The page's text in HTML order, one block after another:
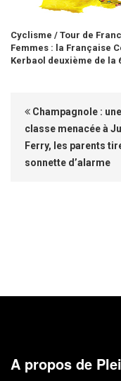
Cyclisme / Tour de
Femmes : la Française
Kerbaol deuxième de la
Champagnole : une
classe menacée à
Ferry, les parents
sonnette d’alarme
A propos de